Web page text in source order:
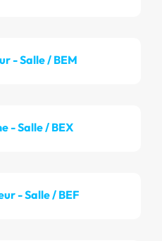
- Salle / BEM
- Salle / BEX
- Salle / BEF